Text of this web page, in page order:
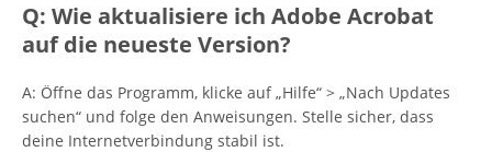
Q: Wie aktualisiere ich Adobe Acrobat
auf die neueste Version?
A: Öffne das Programm, klicke auf „Hilfe“ > „Nach Updates
suchen“ und folge den Anweisungen. Stelle sicher, dass
deine Internetverbindung stabil ist.